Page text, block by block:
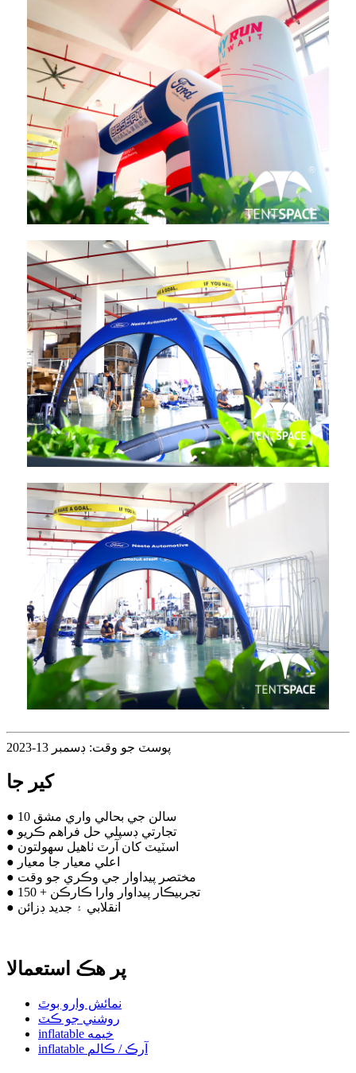
پوسٽ جو وقت: ڊسمبر 13-2023
کير جا
● 10 سالن جي بحالي واري مشق
● تجارتي ڊسپلي حل فراهم ڪريو
● اسٽيٽ کان آرٽ ٺاهيل سهولتون
● اعلي معيار جا معيار
● مختصر پيداوار جي وڪري جو وقت
● 150 + تجربيڪار پيداوار وارا ڪارڪن
● انقلابي ۽ جديد ڊزائن
پر هڪ استعمالا
نمائش وارو بوٿ
روشني جو ڪٽ
inflatable خيمه
inflatable آرڪ / ڪالم